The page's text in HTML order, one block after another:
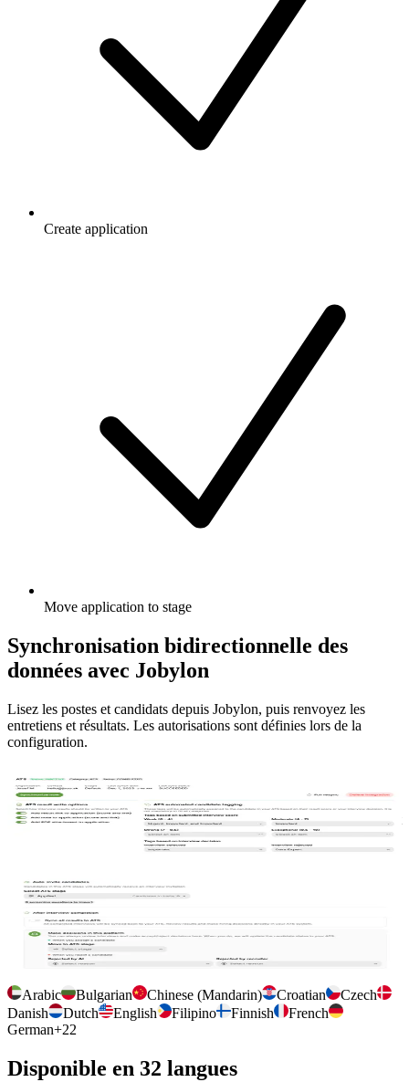
Create application
Move application to stage
Synchronisation bidirectionnelle des
données avec Jobylon
Lisez les postes et candidats depuis Jobylon, puis renvoyez les
entretiens et résultats. Les autorisations sont définies lors de la
configuration.
Gérer la connexion à Jobylon
Connectez Jobylon une fois, choisissez où les sorties d’entretien sont
stockées et étiquetez les candidats pour que votre équipe les retrouve
Configuration par entretien
Importez automatiquement la description du poste, invitez
automatiquement les candidats à une étape Jobylon choisie et
contrôlez la synchronisation des résultats.
Arabic Bulgarian Chinese (Mandarin) Croatian
Czech
Danish
Dutch English Filipino Finnish
French
German+22
Disponible en 32 langues